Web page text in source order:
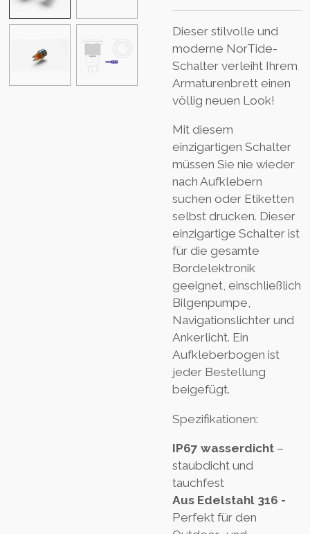
Dieser stilvolle und
moderne NorTide-
Schalter verleiht Ihrem
Armaturenbrett einen
völlig neuen Look!
Mit diesem
einzigartigen Schalter
müssen Sie nie wieder
nach Aufklebern
suchen oder Etiketten
selbst drucken. Dieser
einzigartige Schalter ist
für die gesamte
Bordelektronik
geeignet, einschließlich
Bilgenpumpe,
Navigationslichter und
Ankerlicht. Ein
Aufkleberbogen ist
jeder Bestellung
beigefügt.
Spezifikationen:
IP67 wasserdicht –
staubdicht und
tauchfest
Aus Edelstahl 316 -
Perfekt für den